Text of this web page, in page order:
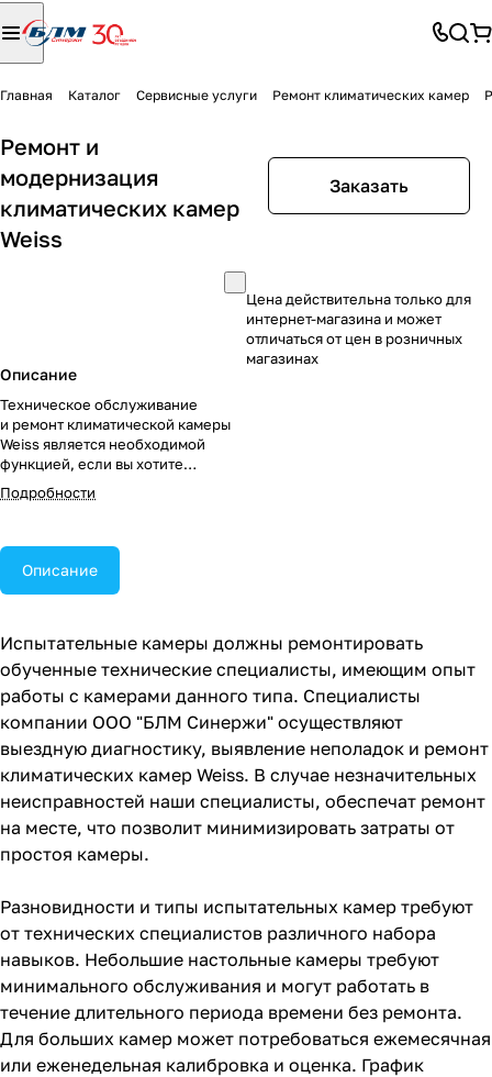
Главная Каталог Сервисные услуги Ремонт климатических камер
Ремонт и
модернизация
климатических камер
Weiss
Описание
Техническое обслуживание
и ремонт климатической камеры
Weiss является необходимой
функцией, если вы хотите
получать точные данные о
продуктах, которые тестируются.
Подробности
Заказать
Цена действительна только для
интернет-магазина и может
отличаться от цен в розничных
магазинах
Описание
Испытательные камеры должны ремонтировать
обученные технические специалисты, имеющим опыт
работы с камерами данного типа. Специалисты
компании ООО "БЛМ Синержи" осуществляют
выездную диагностику, выявление неполадок и ремонт
климатических камер Weiss. В случае незначительных
неисправностей наши специалисты, обеспечат ремонт
на месте, что позволит минимизировать затраты от
простоя камеры.
Разновидности и типы испытательных камер требуют
от технических специалистов различного набора
навыков. Небольшие настольные камеры требуют
минимального обслуживания и могут работать в
течение длительного периода времени без ремонта.
Для больших камер может потребоваться ежемесячная
или еженедельная калибровка и оценка. График